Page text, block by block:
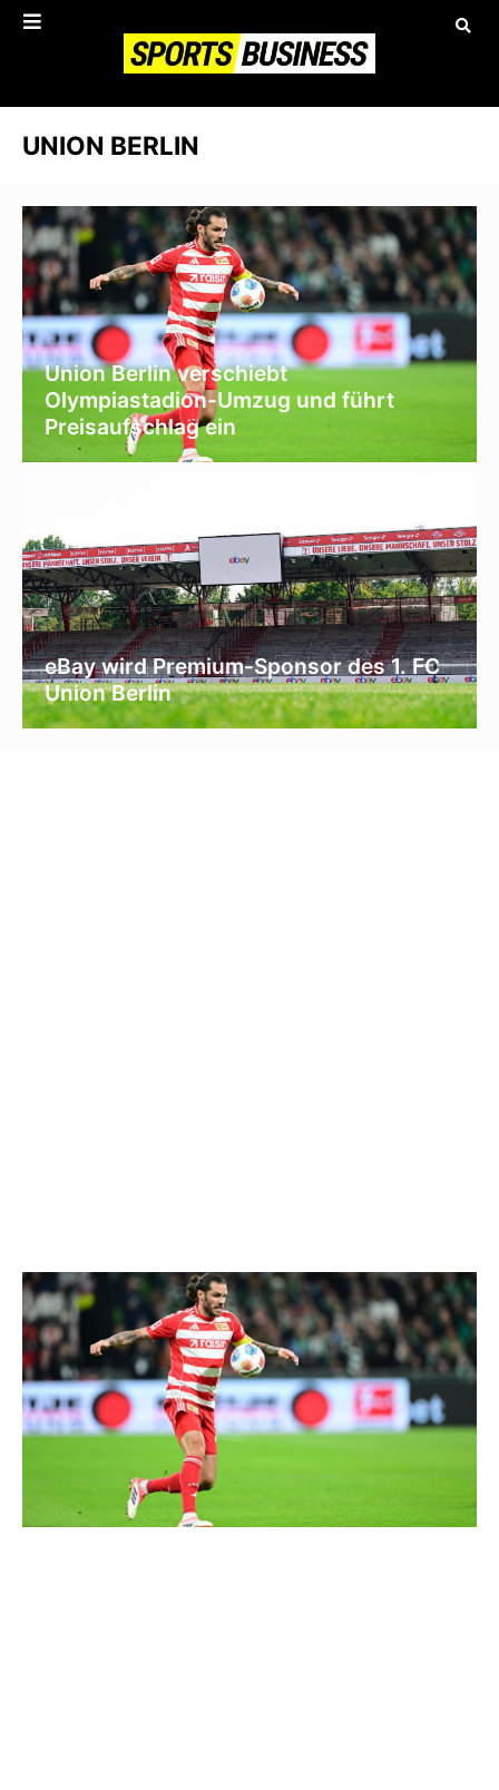
UNION BERLIN
Union Berlin verschiebt
Olympiastadion-Umzug und führt
Preisaufschlag ein
eBay wird Premium-Sponsor des 1. FC
Union Berlin